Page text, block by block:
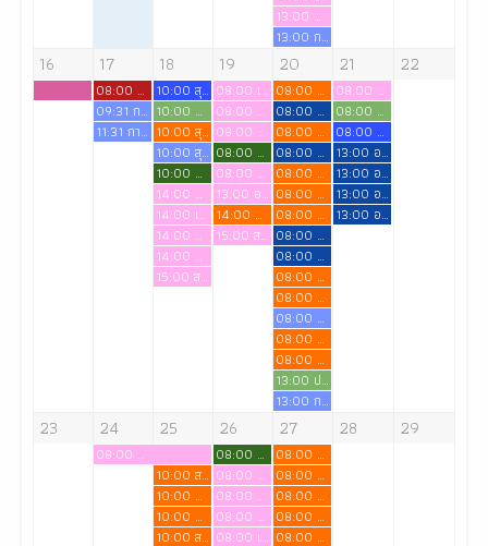
13:00 ดวงใจ สวัสดี
13:00 การเรียน
16 17
08:00 รับประกาศนียบัตรผู้ช่วยพยาบาล รุ่นที่ 17
09:31 การเรียน
11:31 การเรียน
18
10:00 สุขภาพชุมชน 1
10:00 ฝึทดลองสนทนาทางจิต
10:00 สุขภาพชุมชน 1
10:00 สุขภาพชุมชน 1
10:00 ฝึกทดลองสนทนาทางจิต
14:00 ญาตา พลประสิทธฺ์
14:00 เจียมใจ ไทรงาม
14:00 อรอนงค์ เลื่องอรุณ
14:00 ดวงใจ สวัสดี
15:00 สอบเสมือนรวบยอด ชั้นปีที่ 4
19
08:00 เจียมใจ ไทรงาม
08:00 ญาตา พลประสิทธิ์
08:00 ดวงใจ สวัสดี
08:00 ภาคทดลองรายวิชาภาษาไทยเพื่อการสื่อสาร
08:00 อรอนงค์ เลื่องอรุณ
13:00 อ รุ่งฤดี อุสาหะ
14:00 ประชุมโครงการแลกเปลี่ยนเรียนรู้ ประเทศญี่ปุ่น (อ.ทิพย์วรรณ บุณยาภรณ์)
15:00 สอบเสมือรวบยอด ชั้นปีที่ 4
20
08:00 ผศ.นันทยา เสนีย์ สอนวิชาเภสัชวิทยา
08:00 อ.นิตยา สอบ Lab การบริหารการจัดการคุณภาพทางการพยาบาล นศ.ปี 4
08:00 ผศ.นันทยา เสนีย์ สอนวิชาเภสัชวิทยา
08:00 อ.นิตยา สอบ Lab การบริหารการจัดการคุณภาพทางการพยาบาล นศ.ปี 4
08:00 ผศ.นันทยา เสนีย์ สอนวิชาเภสัชวิทยา
08:00 ผศ.นันทยา เสนีย์ สอนวิชาเภสัชวิทยา
08:00 ผศ.นันทยา เสนีย์ สอนวิชาเภสัชวิทยา
08:00 อ.นิตยา สอบ Lab การบริหารการจัดการคุณภาพทางการพยาบาล นศ.ปี 4
08:00 อ.นิตยา สอบ Lab การบริหารการจัดการคุณภาพทางการพยาบาล นศ.ปี 4
08:00 ผศ.นันทยา เสนีย์ สอนวิชาเภสัชวิทยา
08:00 ผศ.นันทยา เสนีย์ สอนวิชาเภสัชวิทยา
08:00 การเรียน
08:00 ผศ.นันทยา เสนีย์ สอนวิชาเภสัชวิทยา
08:00 ผศ.นันทยา เสนีย์ สอนวิชาเภสัชวิทยา
13:00 ประชุมคณะกรรมการจริยธรรมระดับสถาบัน (Institution Ethic Committee: IEC)
13:00 การเรียน
21
08:00 อ รุ่งฤดี อุสาหะ
08:00 สอนภาคทดลองวิชาการรักษาโรคเบื้องต้นสำหรับพยาบาล
08:00 สอนภาคทดลองวิชาการรักษาโรคเบื้องต้นสำหรับพยาบาล ขอใช้ห้องข้างห้องปฏิบัติการพยาบาลอนามัยชุมชน
13:00 อ.นิตยา สอบ Lab การบริหารการจัดการคุณภาพทางการพยาบาล นศ.ปี 4
13:00 อ.นิตยา สอบ Lab การบริหารการจัดการคุณภาพทางการพยาบาล นศ.ปี 4
13:00 อ.นิตยา สอบ Lab การบริหารการจัดการคุณภาพทางการพยาบาล นศ.ปี 4
13:00 อ.นิตยา สอบ Lab การบริหารการจัดการคุณภาพทางการพยาบาล นศ.ปี 4
22
23 24
08:00 ดำเนินการสอบกลางภาค ชั้นปีที่ 1 เทอม 1/2569
25
10:00 สอบสนทนาเพื่อการบำบัด
10:00 ฝึกสนทนาเพื่อการบำบัด
10:00 ฝึกสนทนาเพื่อการบำบัด
10:00 สอบสนทนาเพื่อการบำบัด อ.จิณัฐตา
26
08:00 ภาคทดลองรายวิชาภาษาไทยเพื่อการสื่อสาร
08:00 ญาตา พลประสิทธิ์
08:00 อรอนงคื เลื่องอรุณ
08:00 ดวงใจ สวัสดี
08:00 เจียมใจ ไทรงาม
27
08:00 ผศ.นันทยา เสนีย์ สอนวิชาเภสัชวิทยา
08:00 ผศ.นันทยา เสนีย์ สอนวิชาเภสัชวิทยา
08:00 ผศ.นันทยา เสนีย์ สอนวิชาเภสัชวิทยา
08:00 ผศ.นันทยา เสนีย์ สอนวิชาเภสัชวิทยา
08:00 ผศ.นันทยา เสนีย์ สอนวิชาเภสัชวิทยา
28 29